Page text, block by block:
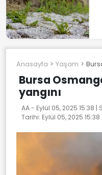
Anasayfa Yaşam
Bursa
yangını
AA - Eylül 05, 2025 15:38 |
Tarihi: Eylül 05, 2025 15:38